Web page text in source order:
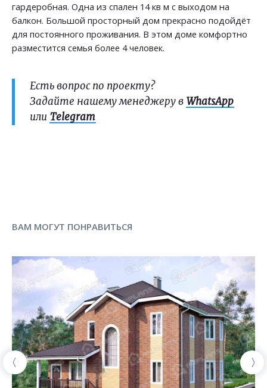
гардеробная. Одна из спален 14 кв м с выходом на
балкон. Большой просторный дом прекрасно подойдёт
для постоянного проживания. В этом доме комфортно
разместится семья более 4 человек.
Есть вопрос по проекту?
Задайте нашему менеджеру в WhatsApp
или Telegram
ВАМ МОГУТ ПОНРАВИТЬСЯ